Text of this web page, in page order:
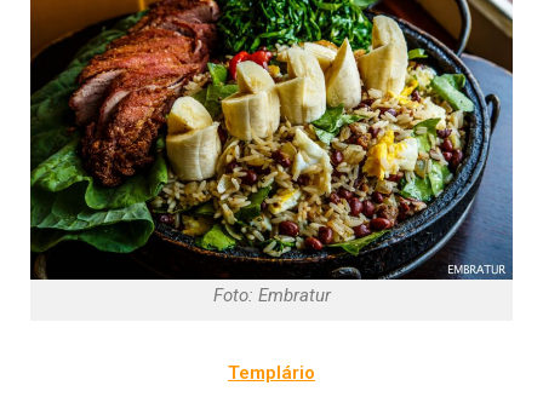
Foto: Embratur
Templário